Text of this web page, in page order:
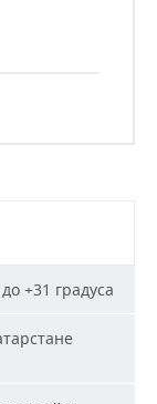
+31 градуса